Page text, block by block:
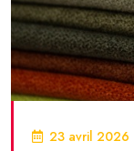
23 avril 2026